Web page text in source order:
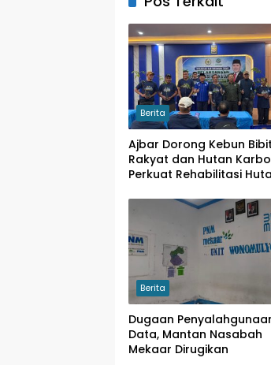
Berita
Ajbar Dorong Kebun Bibit
Rakyat dan Hutan
Perkuat Rehabilitasi
Berita
Dugaan
Data, Mantan Nasabah
Mekaar Dirugikan